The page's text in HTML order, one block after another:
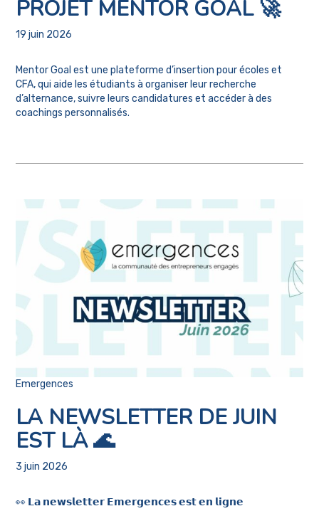
PROJET MENTOR GOAL 🚀
19 juin 2026
Mentor Goal est une plateforme d’insertion pour écoles et
CFA, qui aide les étudiants à organiser leur recherche
d’alternance, suivre leurs candidatures et accéder à des
coachings personnalisés.
Emergences
LA NEWSLETTER DE JUIN
EST LÀ 🌊
3 juin 2026
👀 𝗟𝗮 𝗻𝗲𝘄𝘀𝗹𝗲𝘁𝘁𝗲𝗿 𝗘𝗺𝗲𝗿𝗴𝗲𝗻𝗰𝗲𝘀 𝗲𝘀𝘁 𝗲𝗻 𝗹𝗶𝗴𝗻𝗲